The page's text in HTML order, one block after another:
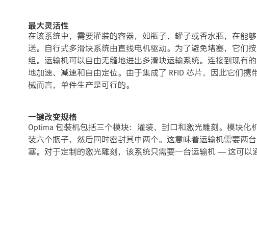
最大灵活性
在该系统中，需要灌装的容器，如瓶子、罐子或香水瓶，在能
送。自行式多滑块系统由直线电机驱动。为了避免堵塞，它们
组。运输机可以自由无缝地进出多滑块运输系统。连接到现有
地加速、减速和自由定位。由于集成了 RFID 芯片，因此它们
械而言，单件生产是可行的。
一键改变规格
Optima 包装机包括三个模块：灌装、封口和激光雕刻。模块
装六个瓶子，然后同时密封其中两个。这意味着运输机需要两
塞。对于定制的激光雕刻，该系统只需要一台运输机 — 这可以